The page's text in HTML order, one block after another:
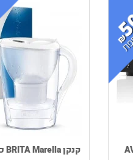
קנקן BRITA Marella כולל 12 מסנני...